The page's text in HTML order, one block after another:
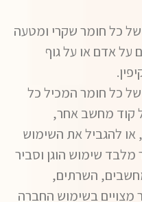
כל חומר שקרי ומטעה
על אדם או על גוף
כל חומר המכיל כל
קוד מחשב אחר,
או להגביל את השימוש
שימוש הוגן וסביר
השרתים,
מצויים בשימוש החברה